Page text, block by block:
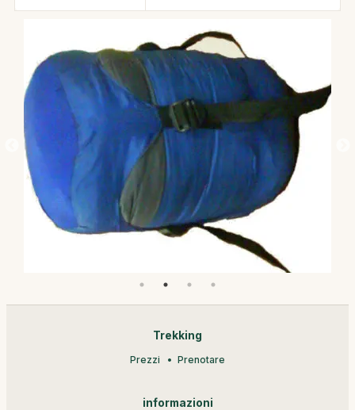
Trekking
Prezzi Prenotare
informazioni